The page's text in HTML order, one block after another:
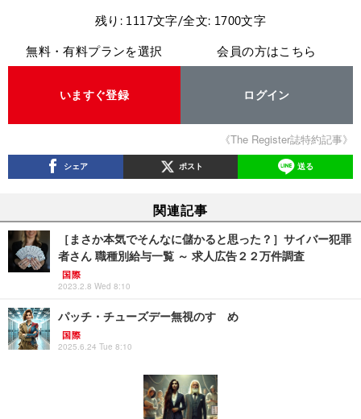
残り: 1117文字/全文: 1700文字
無料・有料プランを選択
いますぐ登録
会員の方はこちら
ログイン
《The Register誌特約記事》
シェア ポスト 送る
関連記事
［まさか本気でそんなに儲かると思った？］サイバー犯罪
者さん 職種別給与一覧 ～ 求人広告２２万件調査
国際
2023.2.8 Wed 8:10
パッチ・チューズデー無視のすゝめ
国際
2025.6.24 Tue 8:10